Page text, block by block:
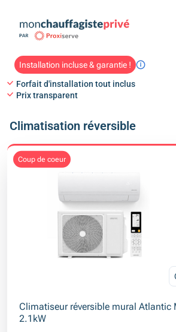
Installation incluse & garantie !
Forfait d'installation tout inclus
Prix transparent
Climatisation réversible
coup de coeur
Climatiseur réversible mural Atlantic
2.1kW